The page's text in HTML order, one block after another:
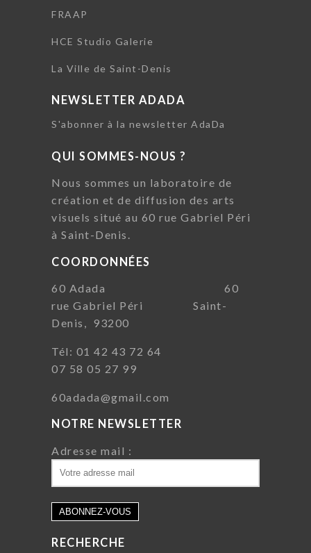
FRAAP
HCE Studio Galerie
La Ville de Saint-Denis
NEWSLETTER ADADA
S'abonner à la newsletter AdaDa
QUI SOMMES-NOUS ?
Nous sommes un laboratoire de
création et de diffusion des arts
visuels situé au 60 rue Gabriel Péri
à Saint-Denis.
COORDONNÉES
60 Adada 60
rue Gabriel Péri Saint-
Denis, 93200
Tél: 01 42 43 72 64
07 58 05 27 99
60adada@gmail.com
NOTRE NEWSLETTER
Adresse mail :
RECHERCHE